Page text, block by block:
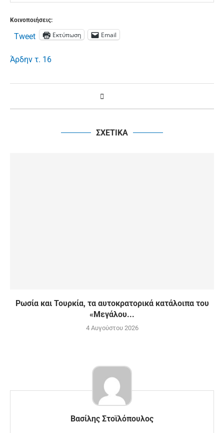
Κοινοποιήσεις:
Tweet Εκτύπωση Email
Άρδην τ. 16
ΣΧΕΤΙΚΑ
Ρωσία και Τουρκία, τα αυτοκρατορικά κατάλοιπα του
«Μεγάλου...
4 Αυγούστου 2026
Βασίλης Στοϊλόπουλος